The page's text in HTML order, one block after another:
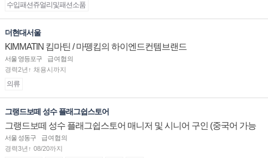
수입패션쥬얼리및패션소품
더현대서울
KIMMATIN 킴마틴 / 마뗑킴의 하이엔드컨템브랜드
서울 영등포구
급여협의
경력2년↑ 채용시까지
의류
그랭드보떼 성수 플래그쉽스토어
그랭드보떼 성수 플래그쉽스토어 매니저 및 시니어 구인 (중국어 가능
자)
서울 성동구
급여협의
경력3년↑ 08/20까지